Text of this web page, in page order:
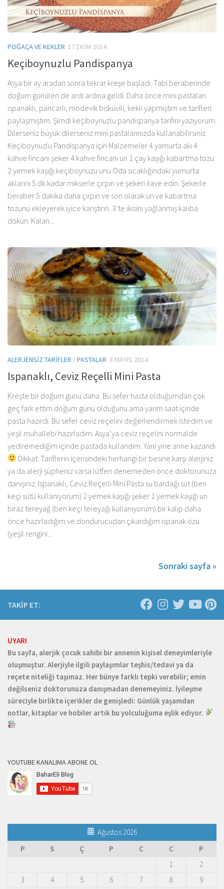
POĞAÇA VE KEKLER 17 EKIM 2014
Keçiboynuzlu Pandispanya
Asya bir ay aradan sonra tekrar kreşe başladı. Tabi beraberinde
doğum günüleri de ardı ardına geldi. Daha önce mini pastaları
ıspanaklı, pancarlı, modevik bisküvili, kekli yapmıştım ve tarifleri
paylaşmıştım. Şimdi keçiboynuzlu pandispanya tarifini yazıyorum.
Dilerseniz büyük dilerseniz mini pastalarınızda kullanabilirsiniz.
Keçiboynuzlu Pandispanya için Malzemeler 4 yamurta akı 4
kahve fincanı şeker 4 kahve fincanı un 1 çay kaşığı kabartma tozu
2 yemek kaşığı keçiboynuzu unu Oda sıcaklığındaki yumurta
aklarını 5 dk kadar mikserle çırpın ve şekeri ilave edin. Şekerle
beraber 5 dakika daha çırpın ve son olarak un ve kabartma
tozunu ekleyerek iyice karıştırın. 3’te ikisini yağlanmış kalıba
dökün. Kalan...
ALERJENSIZ TARIFLER /PASTALAR 8 MAYIS 2014
Ispanaklı, Ceviz Reçelli Mini Pasta
Kreşte bir doğum günü daha. Bu sefer hasta olduğumdan çok
geç fark ettim doğum günü olduğunu ama yarım saat içinde
pasta hazırdı. Bu sefer ceviz reçelini değerlendirmek istedim ve
yeşil muhallebi hazırladım. Asya’ya ceviz reçelini normalde
yediremediğim içinde pastada kullandım. Yani yine anne kazandı
Dikkat: Tariflerin içerisindeki herhangi bir besine karşı alerjiniz
ya da alerji şüpheniz varsa lütfen denemeden önce doktorunuza
danışınız. Ispanaklı, Ceviz Reçelli Mini Pasta su bardağı süt (ben
keçi sütü kullanıyorum) 2 yemek kaşığı şeker 1 yemek kaşığı un
biraz tereyağ (ben keçi tereyağı kullanıyorum) bir kalıp daha
önce hazırladığım ve dondurucudan çıkardığım ıspanak özü
(yeşil rengini...
Sonraki sayfa »
TAKİP ET:
UYARI
Bu sayfa, alerjik çocuk sahibi bir annenin kişisel deneyimleriyle
oluşmuştur. Alerjiyle ilgili paylaşımlar teşhis/tedavi ya da
reçete niteliği taşımaz. Her bünye farklı tepki verebilir; emin
değilseniz doktorunuza danışmadan denemeyiniz. İyileşme
süreciyle birlikte içerikler de genişledi: Günlük yaşamdan
notlar, kitaplar ve hobiler artık bu yolculuğuma eşlik ediyor.
YOUTUBE KANALIMA ABONE OL
Ağustos 2026
P
S Ç P C C
P
1
2
3
4 5 6 7 8
9